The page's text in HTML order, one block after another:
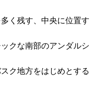
く残す、中央に位置す
クな南部のアンダルシ
ク地方をはじめとする